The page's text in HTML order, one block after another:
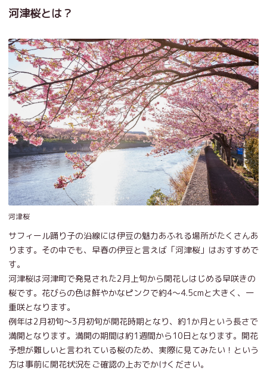
河津桜とは？
河津桜
サフィール踊り子の沿線には伊豆の魅力あふれる場所がたくさんあ
ります。その中でも、早春の伊豆と言えば「河津桜」はおすすめで
す。
河津桜は河津町で発見された2月上旬から開花しはじめる早咲きの
桜です。花びらの色は鮮やかなピンクで約4～4.5cmと大きく、一
重咲となります。
例年は2月初旬～3月初旬が開花時期となり、約1か月という長さで
満開となります。満開の期間は約1週間から10日となります。開花
予想が難しいと言われている桜のため、実際に見てみたい！という
方は事前に開花状況をご確認の上おでかけください。